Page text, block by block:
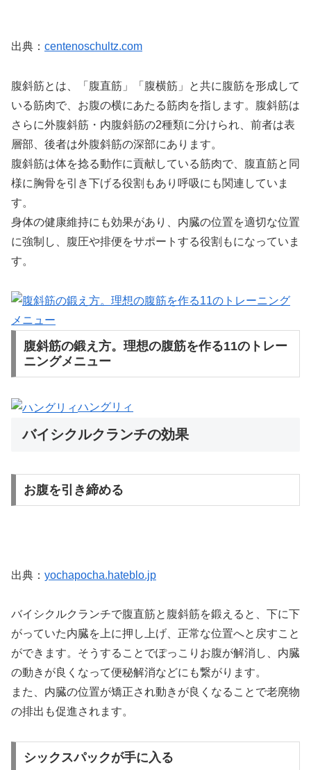
出典： centenoschultz.com
腹斜筋とは、「腹直筋」「腹横筋」と共に腹筋を形成して
いる筋肉で、お腹の横にあたる筋肉を指します。腹斜筋は
さらに外腹斜筋・内腹斜筋の2種類に分けられ、前者は表
層部、後者は外腹斜筋の深部にあります。
腹斜筋は体を捻る動作に貢献している筋肉で、腹直筋と同
様に胸骨を引き下げる役割もあり呼吸にも関連していま
す。
身体の健康維持にも効果があり、内臓の位置を適切な位置
に強制し、腹圧や排便をサポートする役割もになっていま
す。
腹斜筋の鍛え方。理想の腹筋を作る11のトレー
ニングメニュー
ハングリィ
バイシクルクランチの効果
お腹を引き締める
出典： yochapocha.hateblo.jp
バイシクルクランチで腹直筋と腹斜筋を鍛えると、下に下
がっていた内臓を上に押し上げ、正常な位置へと戻すこと
ができます。そうすることでぽっこりお腹が解消し、内臓
の動きが良くなって便秘解消などにも繋がります。
また、内臓の位置が矯正され動きが良くなることで老廃物
の排出も促進されます。
シックスパックが手に入る